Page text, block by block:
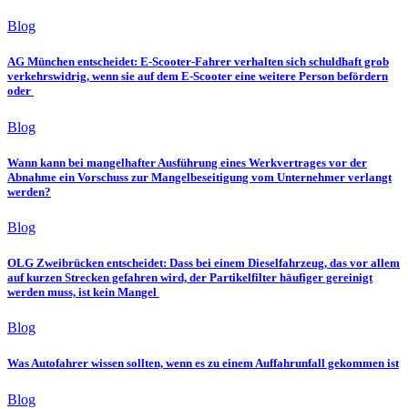
Blog
AG München entscheidet: E-Scooter-Fahrer verhalten sich schuldhaft grob
verkehrswidrig, wenn sie auf dem E-Scooter eine weitere Person befördern
oder
Blog
Wann kann bei mangelhafter Ausführung eines Werkvertrages vor der
Abnahme ein Vorschuss zur Mangelbeseitigung vom Unternehmer verlangt
werden?
Blog
OLG Zweibrücken entscheidet: Dass bei einem Dieselfahrzeug, das vor allem
auf kurzen Strecken gefahren wird, der Partikelfilter häufiger gereinigt
werden muss, ist kein Mangel
Blog
Was Autofahrer wissen sollten, wenn es zu einem Auffahrunfall gekommen ist
Blog